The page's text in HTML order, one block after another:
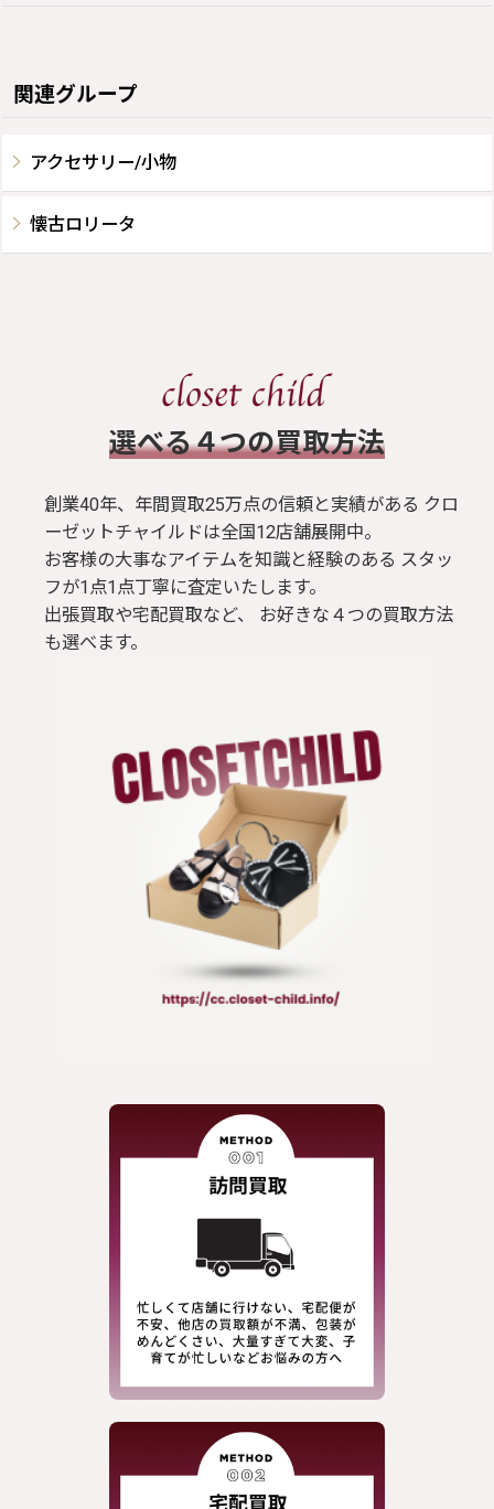
関連グループ
アクセサリー/小物
懐古ロリータ
​選べる４つの買取方法
創業40年、年間買取25万点の信頼と実績がある クロ
ーゼットチャイルドは全国12店舗展開中。
お客様の大事なアイテムを知識と経験のある スタッ
フが1点1点丁寧に査定いたします。
出張買取や宅配買取など、 お好きな４つの買取方法
も選べます。